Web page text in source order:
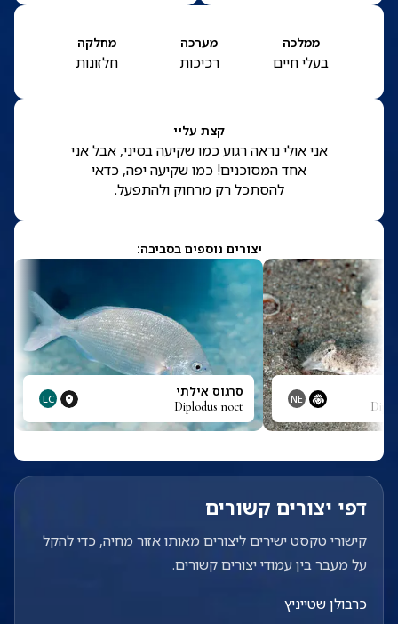
ממלכה
בעלי חיים
מערכה
רכיכות
מחלקה
חלזונות
קצת עליי
אני אולי נראה רגוע כמו שקיעה בסיני, אבל אני
אחד המסוכנים! כמו שקיעה יפה, כדאי
להסתכל רק מרחוק ולהתפעל.
יצורים נוספים בסביבה:
NE סרגוס אילתי
Diplodus noct
LC
דפי יצורים קשורים
קישורי טקסט ישירים ליצורים מאותו אזור מחיה, כדי להקל
על מעבר בין עמודי יצורים קשורים.
כרבולן שטייניץ